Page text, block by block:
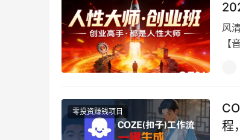
风
【
零投资赚钱项目
程